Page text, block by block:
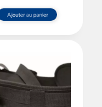
Ajouter au panier